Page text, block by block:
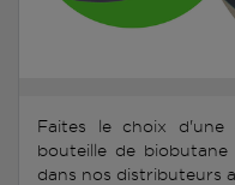
Faites le choix d'une
bouteille de
dans nos distributeurs